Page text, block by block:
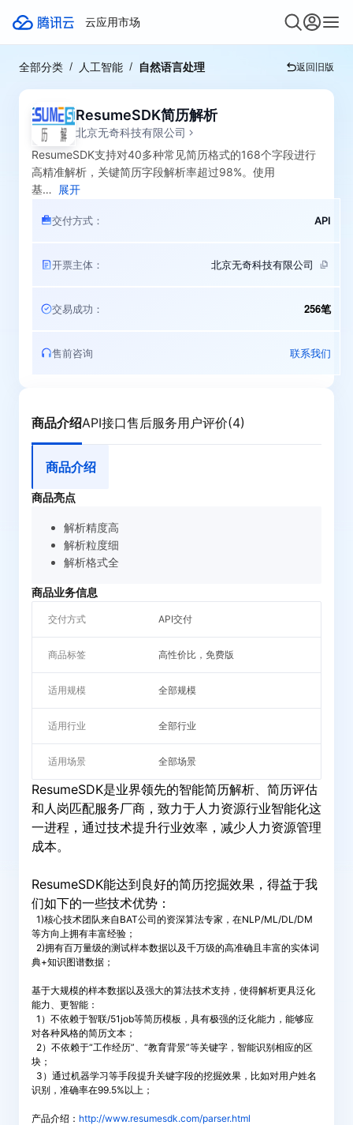
云应用市场
全部分类 人工智能 自然语言处理 返回旧版
ResumeSDK简历解析
北京无奇科技有限公司
ResumeSDK支持对40多种常见简历格式的168个字段进行
高精准解析，关键简历字段解析率超过98%。使用
基… 展开
交付方式 API
开票主体 北京无奇科技有限公司
交易成功 256笔
售前咨询 联系我们
商品介绍API接口售后服务用户评价(4)
商品介绍
商品亮点
解析精度高
解析粒度细
解析格式全
商品业务信息
交付方式 API交付
商品标签 高性价比，免费版
适用规模 全部规模
适用行业 全部行业
适用场景 全部场景
ResumeSDK是业界领先的智能简历解析、简历评估
和人岗匹配服务厂商，致力于人力资源行业智能化这
一进程，通过技术提升行业效率，减少人力资源管理
成本。
ResumeSDK能达到良好的简历挖掘效果，得益于我
们如下的一些技术优势：
1)核心技术团队来自BAT公司的资深算法专家，在NLP/ML/DL/DM
等方向上拥有丰富经验；
2)拥有百万量级的测试样本数据以及千万级的高准确且丰富的实体词
典+知识图谱数据；
基于大规模的样本数据以及强大的算法技术支持，使得解析更具泛化
能力、更智能：
1）不依赖于智联/51job等简历模板，具有极强的泛化能力，能够应
对各种风格的简历文本；
2）不依赖于“工作经历”、“教育背景”等关键字，智能识别相应的区
块；
3）通过机器学习等手段提升关键字段的挖掘效果，比如对用户姓名
识别，准确率在99.5%以上；
产品介绍： http://www.resumesdk.com/parser.html